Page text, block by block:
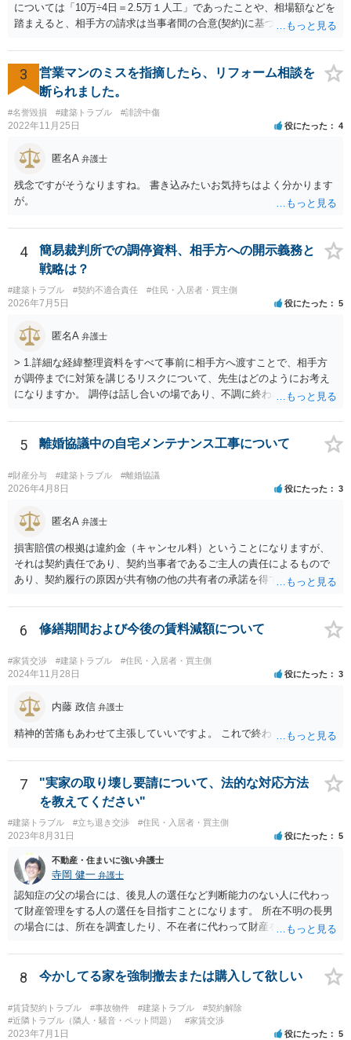
については「10万÷4日＝2.5万１人工」であったことや、相場額などを
踏まえると、相手方の請求は当事者間の合意(契約)に基づかない不当な
か支払う意向がない旨を伝えて、減額の交渉をすべきでしょう。 相手
方の立場としても、裁判を起こす時間や労力、経済的コストその他裁
判が終わるまでキャッシュが入ってこないことなどがネックになり得
るでしょうから、減額に応じてくる可能性は大いにあるかと思いま
す。
3
営業マンのミスを指摘したら、リフォーム相談を
断られました。
#名誉毀損 #建築トラブル #誹謗中傷
2022年11月25日 役にたった 4
匿名A 弁護士
残念ですがそうなりますね。 書き込みたいお気持ちはよく分かります
が。
4
簡易裁判所での調停資料、相手方への開示義務と
戦略は？
#建築トラブル #契約不適合責任 #住民・入居者・買主側
2026年7月5日 役にたった 5
匿名A 弁護士
> 1.詳細な経緯整理資料をすべて事前に相手方へ渡すことで、相手方
が調停までに対策を講じるリスクについて、先生はどのようにお考え
になりますか。 調停は話し合いの場であり、不調に終われば訴訟で解
いう姑息な手段は使えませんし、公平かつ納得のできる解決というの
は、当事者と裁判所が同じ主張と証拠関係を踏まえた上で初めて実現
できるものだと考えます。 > 2.また、開示する範囲や内容の見せ方に
ついて、何か工夫できる点があればご教示いただけますでしょうか。
弁護士によって考え方が異なるかもしれませんが、資料の一部を相手
にとって不利な事実が隠されているという推認を働かせることに繋が
るリスクがあります（もちろん、争点と全く無関係な部分をマスキン
グ等することはありますが、それは手続戦略とは別の問題です）。 裁
判所は公平な第三者であり、調停委員会に与える心証も考慮する必要
があります。手続を有利に進めたいのであれば、証拠の出し方より
回提出を予定している資料がどのようなものであるのか、争点とどの
て具体的なに採るべき手段は変わってくるため、上記はあくまで個別
事情を踏まえない一般論としてご理解いただき、本件でどのように対
ます。
5 離婚協議中の自宅メンテナンス工事について
#財産分与 #建築トラブル #離婚協議
2026年4月8日 役にたった 3
匿名A 弁護士
損害賠償の根拠は違約金（キャンセル料）ということになりますが、
それは契約責任であり、契約当事者であるご主人の責任によるもので
あり、契約履行の原因が共有物の他の共有者の承諾を得ていなかった
るべきものであり、奥さんが負担すべき債務ではありません。つまり
奥さんにメンテナンス工事契約を承諾しなければならない義務はあり
ません。 それでも請求をされましたら、個別の法律相談をされること
をお薦めします。
6 修繕期間および今後の賃料減額について
#家賃交渉 #建築トラブル #住民・入居者・買主側
2024年11月28日 役にたった 3
内藤 政信 弁護士
精神的苦痛もあわせて主張していいですよ。 これで終わります。
7
"実家の取り壊し要請について、法的な対応方法
を教えてください"
#建築トラブル #立ち退き交渉 #住民・入居者・買主側
2023年8月31日 役にたった 5
不動産・住まいに強い弁護士
寺岡 健一 弁護士
認知症の父の場合には、後見人の選任など判断能力のない人に代わっ
て財産管理をする人の選任を目指すことになります。 所在不明の長男
の場合には、所在を調査したり、不在者に代わって財産を管理する人
8 今かしてる家を強制撤去または購入して欲しい
#賃貸契約トラブル #事故物件 #建築トラブル
#契約解除
#近隣トラブル（隣人・騒音・ペット問題）
#家賃交渉
2023年7月1日 役にたった 5